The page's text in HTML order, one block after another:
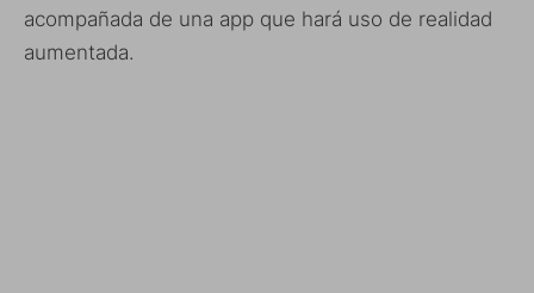
acompañada de una app que hará uso de realidad
aumentada.